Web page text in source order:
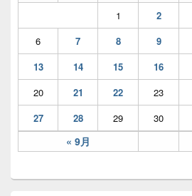
« 9月
1 2
6
7 8 9
13
14 15 16
20
21 22 23
27
28 29 30